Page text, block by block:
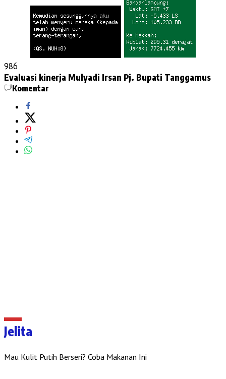
986
Evaluasi kinerja Mulyadi Irsan Pj. Bupati Tanggamus
Komentar
Jelita
Mau Kulit Putih Berseri? Coba Makanan Ini